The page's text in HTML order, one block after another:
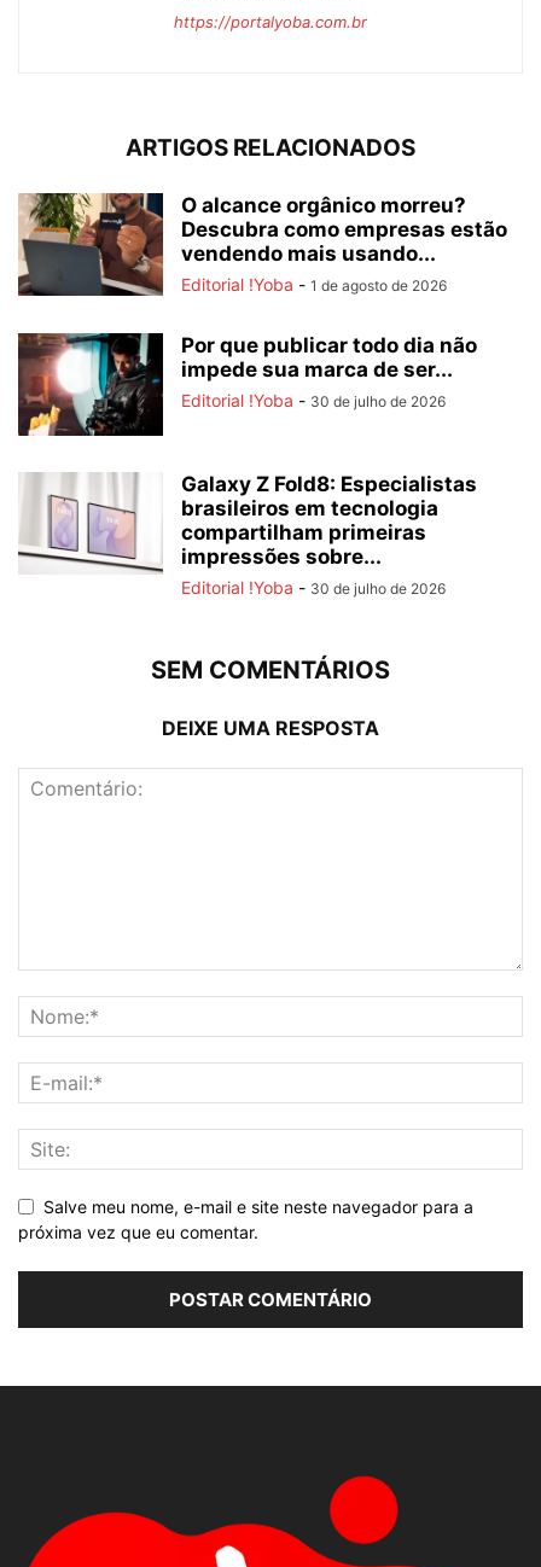
https://portalyoba.com.br
ARTIGOS RELACIONADOS
O alcance orgânico morreu?
Descubra como empresas estão
vendendo mais usando...
Editorial !Yoba - 1 de agosto de 2026
Por que publicar todo dia não
impede sua marca de ser...
Editorial !Yoba - 30 de julho de 2026
Galaxy Z Fold8: Especialistas
brasileiros em tecnologia
compartilham primeiras
impressões sobre...
Editorial !Yoba - 30 de julho de 2026
SEM COMENTÁRIOS
DEIXE UMA RESPOSTA
Salve meu nome, e-mail e site neste navegador para a
próxima vez que eu comentar.